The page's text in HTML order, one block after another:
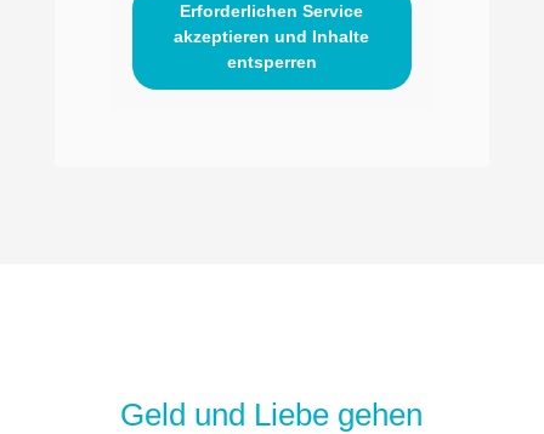
Erforderlichen Service
akzeptieren und Inhalte
entsperren
Geld und Liebe gehen